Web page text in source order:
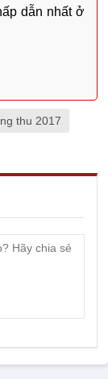
dẫn nhất ở
thu 2017